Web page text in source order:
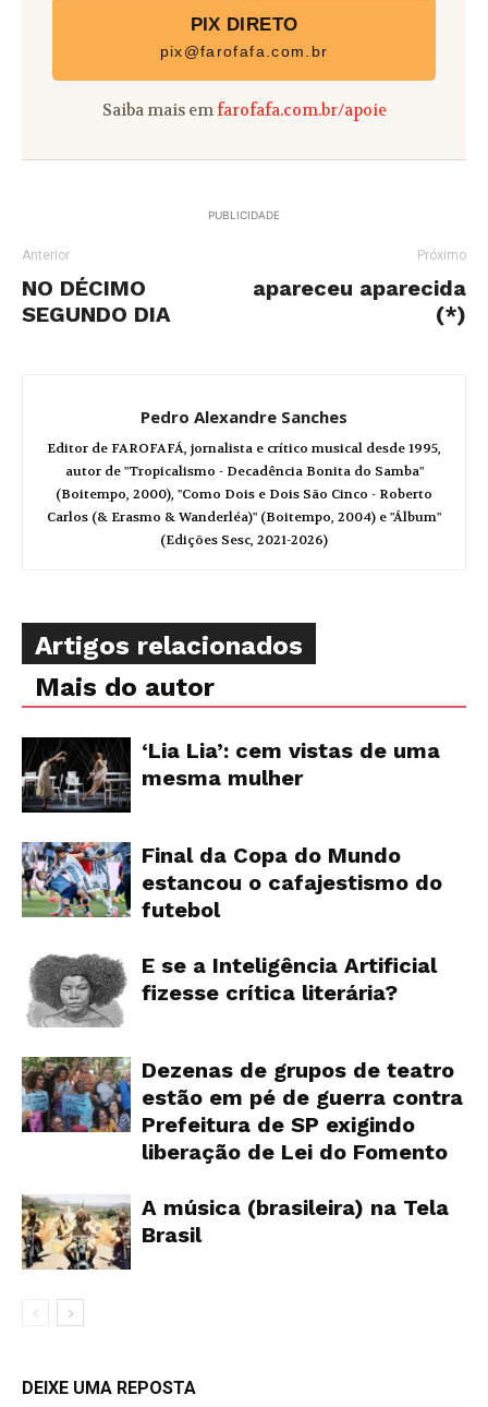
PIX DIRETO
pix@farofafa.com.br
Saiba mais emfarofafa.com.br/apoie
PUBLICIDADE
Anterior
NO DÉCIMO
SEGUNDO DIA
Próximo
apareceu aparecida
(*)
Pedro Alexandre Sanches
Editor de FAROFAFÁ, jornalista e crítico musical desde 1995,
autor de "Tropicalismo - Decadência Bonita do Samba"
(Boitempo, 2000), "Como Dois e Dois São Cinco - Roberto
Carlos (& Erasmo & Wanderléa)" (Boitempo, 2004) e "Álbum"
(Edições Sesc, 2021-2026)
Artigos relacionados
Mais do autor
‘Lia Lia’: cem vistas de uma
mesma mulher
Final da Copa do Mundo
estancou o cafajestismo do
futebol
E se a Inteligência Artificial
fizesse crítica literária?
Dezenas de grupos de teatro
estão em pé de guerra contra
Prefeitura de SP exigindo
liberação de Lei do Fomento
A música (brasileira) na Tela
Brasil
DEIXE UMA REPOSTA